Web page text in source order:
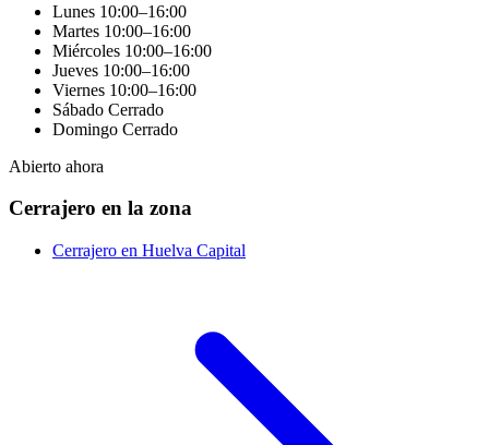
Lunes 10:00–16:00
Martes 10:00–16:00
Miércoles 10:00–16:00
Jueves 10:00–16:00
Viernes 10:00–16:00
Sábado Cerrado
Domingo Cerrado
Abierto ahora
Cerrajero en la zona
Cerrajero en Huelva Capital